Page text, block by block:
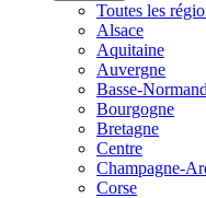
Toutes les
Alsace
Aquitaine
Auvergne
Basse-
Bourgogne
Bretagne
Centre
Champagne-
Corse